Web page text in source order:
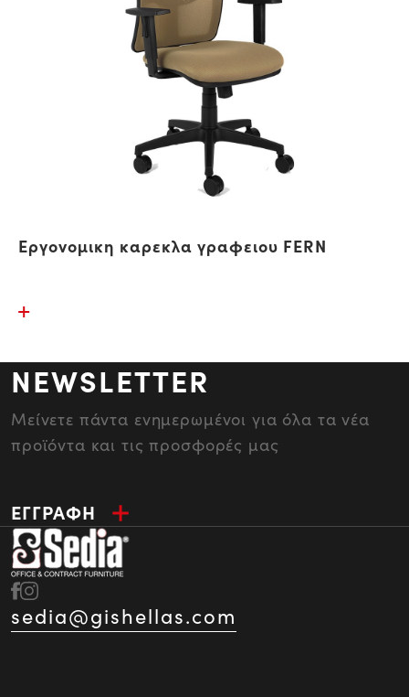
Εργονομικη καρεκλα γραφειου FERN
NEWSLETTER
Μείνετε πάντα ενημερωμένοι για όλα τα νέα
προϊόντα και τις προσφορές μας
ΕΓΓΡΑΦΗ
sedia@gishellas.com